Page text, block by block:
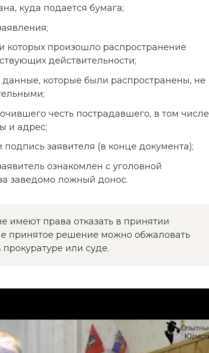
куда подается бумага;
которых произошло распространение
действительности;
данные, которые были распространены, не
честь пострадавшего, в том числе
и адрес;
подпись заявителя (в конце документа);
ознакомлен с уголовной
заведомо ложный донос.
имеют права отказать в принятии
принятое решение можно обжаловать
или суде.